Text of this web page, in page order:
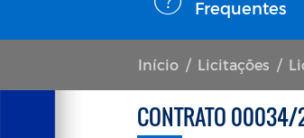
Frequentes
Início Licitações
CONTRATO